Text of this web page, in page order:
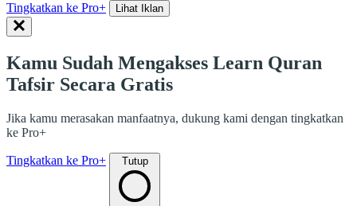
Tingkatkan ke Pro+ Lihat Iklan
Kamu Sudah Mengakses Learn Quran
Tafsir Secara Gratis
Jika kamu merasakan manfaatnya, dukung kami dengan tingkatkan
ke Pro+
Tingkatkan ke Pro+ Tutup